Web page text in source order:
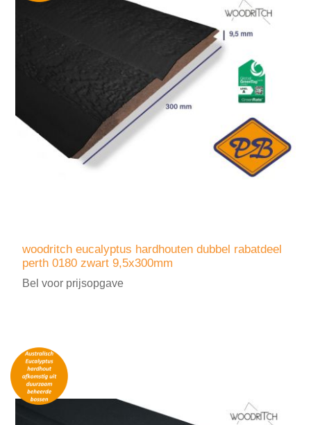
woodritch eucalyptus hardhouten dubbel rabatdeel
perth 0180 zwart 9,5x300mm
Bel voor prijsopgave